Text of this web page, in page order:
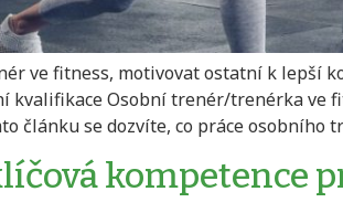
ve fitness, motivovat ostatní k lepší
kvalifikace Osobní trenér/trenérka ve
článku se dozvíte, co práce
kompetence